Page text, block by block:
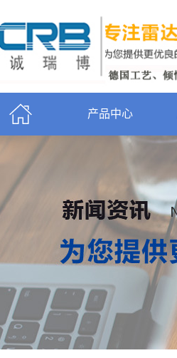
产品中心